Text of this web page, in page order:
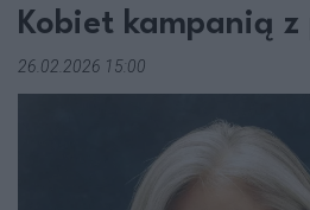
Kobiet kampanią z
26.02.2026 15:00